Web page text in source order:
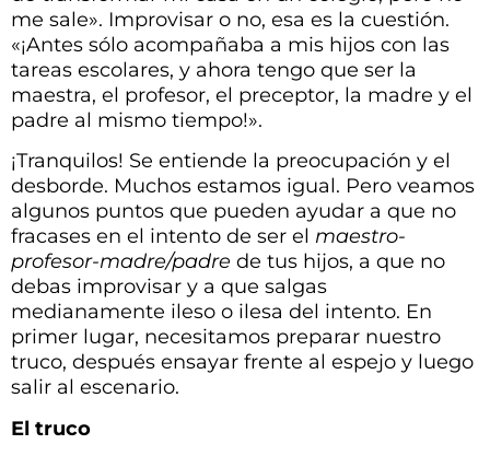
me sale». Improvisar o no, esa es la cuestión.
«¡Antes sólo acompañaba a mis hijos con las
tareas escolares, y ahora tengo que ser la
maestra, el profesor, el preceptor, la madre y el
padre al mismo tiempo!».
¡Tranquilos! Se entiende la preocupación y el
desborde. Muchos estamos igual. Pero veamos
algunos puntos que pueden ayudar a que no
fracases en el intento de ser el maestro-
profesor-madre/padre de tus hijos, a que no
debas improvisar y a que salgas
medianamente ileso o ilesa del intento. En
primer lugar, necesitamos preparar nuestro
truco, después ensayar frente al espejo y luego
salir al escenario.
El truco